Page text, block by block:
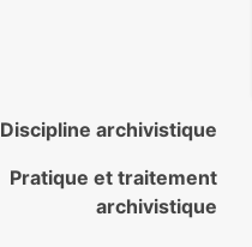
Discipline archivistique
Pratique et traitement
archivistique